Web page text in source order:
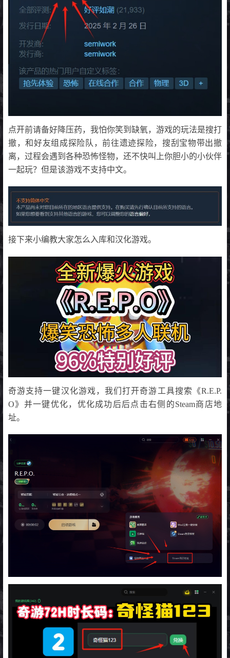
点开前请备好降压药，我怕你笑到缺氧，游戏的玩法是搜打
撤，和好友组成探险队，前往遗迹探险，搜刮宝物带出撤
离，过程会遇到各种恐怖怪物，还不快叫上你胆小的小伙伴
一起玩？但是该游戏不支持中文。
接下来小编教大家怎么入库和汉化游戏。
奇游支持一键汉化游戏，我们打开奇游工具搜索《R.E.P.
O》并一键优化，优化成功后后点击右侧的Steam商店地
址。